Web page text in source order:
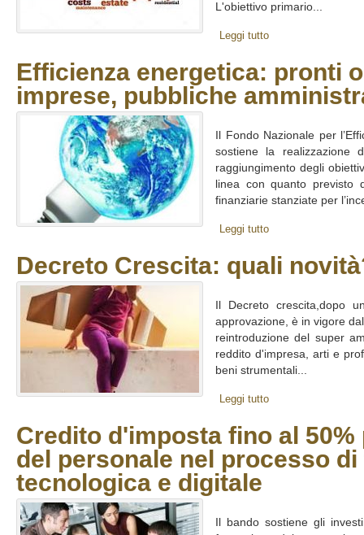
L'obiettivo primario...
Leggi tutto
Efficienza energetica: pronti
imprese, pubbliche
Il Fondo Nazionale per
sostiene la realizzazione
raggiungimento degli
linea con quanto
finanziarie stanziate per
Leggi tutto
Decreto Crescita: quali
Il Decreto crescita,dopo
approvazione, è in vigore
reintroduzione del super
reddito d'impresa, arti e
beni strumentali...
Leggi tutto
Credito d'imposta fino al
del personale nel processo
tecnologica e digitale
Il bando sostiene gli